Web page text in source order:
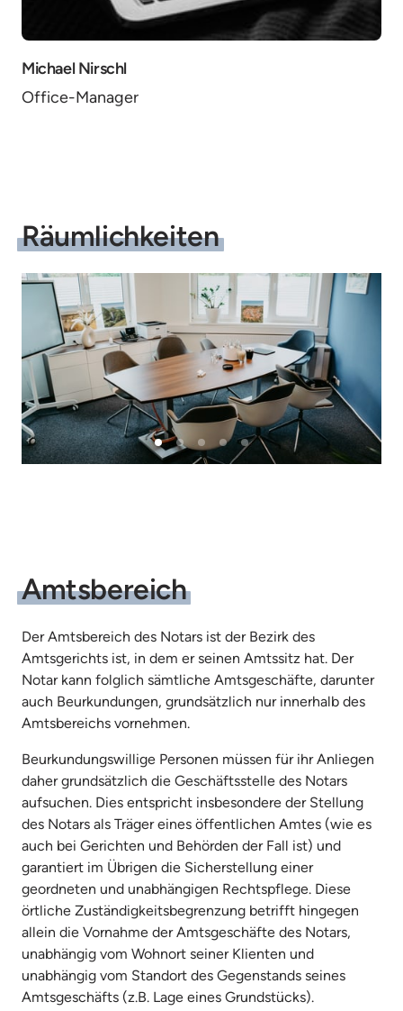
Michael Nirschl
Office-Manager
Räumlichkeiten
Slide 2 of 5
Amtsbereich
Der Amtsbereich des Notars ist der Bezirk des
Amtsgerichts ist, in dem er seinen Amtssitz hat. Der
Notar kann folglich sämtliche Amtsgeschäfte, darunter
auch Beurkundungen, grundsätzlich nur innerhalb des
Amtsbereichs vornehmen.
Beurkundungswillige Personen müssen für ihr Anliegen
daher grundsätzlich die Geschäftsstelle des Notars
aufsuchen. Dies entspricht insbesondere der Stellung
des Notars als Träger eines öffentlichen Amtes (wie es
auch bei Gerichten und Behörden der Fall ist) und
garantiert im Übrigen die Sicherstellung einer
geordneten und unabhängigen Rechtspflege. Diese
örtliche Zuständigkeitsbegrenzung betrifft hingegen
allein die Vornahme der Amtsgeschäfte des Notars,
unabhängig vom Wohnort seiner Klienten und
unabhängig vom Standort des Gegenstands seines
Amtsgeschäfts (z.B. Lage eines Grundstücks).